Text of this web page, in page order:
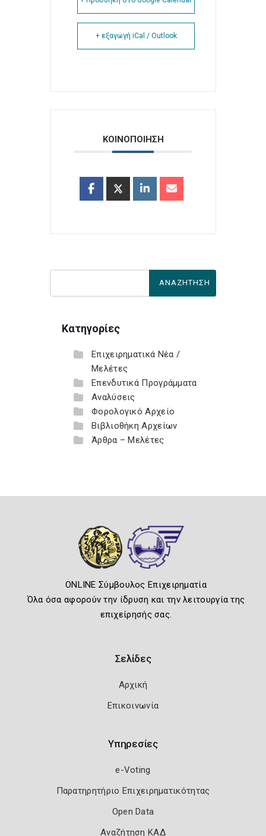
+ εξαγωγή iCal / Outlook
ΚΟΙΝΟΠΟΙΗΣΗ
Κατηγορίες
Επιχειρηματικά Νέα /
Μελέτες
Επενδυτικά Προγράμματα
Αναλύσεις
Φορολογικό Αρχείο
Βιβλιοθήκη Αρχείων
Άρθρα – Μελέτες
ONLINE Σύμβουλος Επιχειρηματία
Όλα όσα αφορούν την ίδρυση και την λειτουργία της
επιχείρησής σας.
Σελίδες
Αρχική
Επικοινωνία
Υπηρεσίες
e-Voting
Παρατηρητήριο Επιχειρηματικότητας
Open Data
Αναζήτηση ΚΑΔ